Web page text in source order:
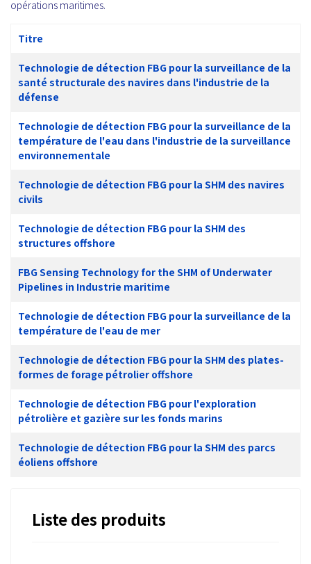
opérations maritimes.
Titre
Technologie de détection FBG pour la surveillance de la
santé structurale des navires dans l'industrie de la
défense
Technologie de détection FBG pour la surveillance de la
température de l'eau dans l'industrie de la surveillance
environnementale
Technologie de détection FBG pour la SHM des navires
civils
Technologie de détection FBG pour la SHM des
structures offshore
FBG Sensing Technology for the SHM of Underwater
Pipelines in Industrie maritime
Technologie de détection FBG pour la surveillance de la
température de l'eau de mer
Technologie de détection FBG pour la SHM des plates-
formes de forage pétrolier offshore
Technologie de détection FBG pour l'exploration
pétrolière et gazière sur les fonds marins
Technologie de détection FBG pour la SHM des parcs
éoliens offshore
Liste des produits